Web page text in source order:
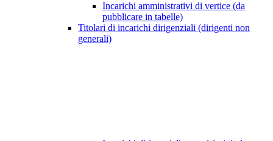
Incarichi amministrativi di vertice (da
pubblicare in tabelle)
Titolari di incarichi dirigenziali (dirigenti non
generali)